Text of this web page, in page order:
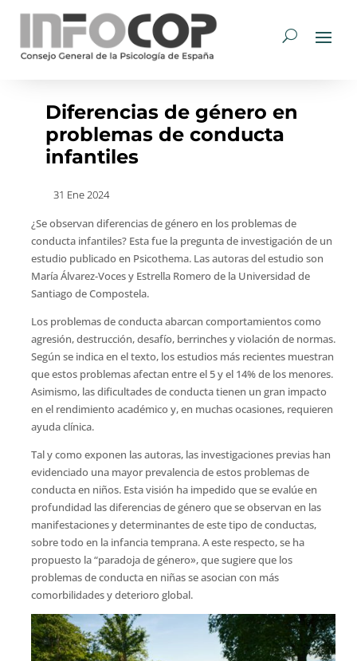
Diferencias de género en
problemas de conducta
infantiles
31 Ene 2024
¿Se observan diferencias de género en los problemas de
conducta infantiles? Esta fue la pregunta de investigación de un
estudio publicado en Psicothema. Las autoras del estudio son
María Álvarez-Voces y Estrella Romero de la Universidad de
Santiago de Compostela.
Los problemas de conducta abarcan comportamientos como
agresión, destrucción, desafío, berrinches y violación de normas.
Según se indica en el texto, los estudios más recientes muestran
que estos problemas afectan entre el 5 y el 14% de los menores.
Asimismo, las dificultades de conducta tienen un gran impacto
en el rendimiento académico y, en muchas ocasiones, requieren
ayuda clínica.
Tal y como exponen las autoras, las investigaciones previas han
evidenciado una mayor prevalencia de estos problemas de
conducta en niños. Esta visión ha impedido que se evalúe en
profundidad las diferencias de género que se observan en las
manifestaciones y determinantes de este tipo de conductas,
sobre todo en la infancia temprana. A este respecto, se ha
propuesto la “paradoja de género», que sugiere que los
problemas de conducta en niñas se asocian con más
comorbilidades y deterioro global.